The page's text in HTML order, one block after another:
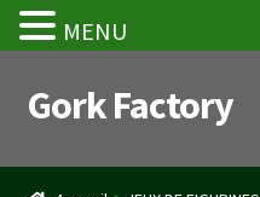
Aller
à
navigation
Aller
au
Gork Factory
Accueil
MENU